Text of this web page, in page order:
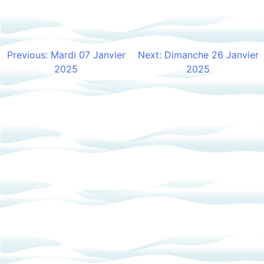
Navigation
l’article
Previous: Mardi 07 Janvier
2025
Next: Dimanche 26 Janvier
2025